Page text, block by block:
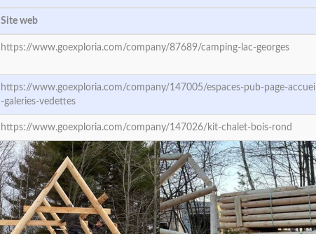
Site web
https://www.goexploria.com/company/87689/camping-lac-georges
https://www.goexploria.com/company/147005/espaces-pub-page-accueil
-galeries-vedettes
https://www.goexploria.com/company/147026/kit-chalet-bois-rond